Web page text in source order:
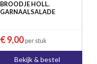
BROODJE HOLL.
GARNAALSALADE
€ 9,00per stuk
Bekijk & bestel